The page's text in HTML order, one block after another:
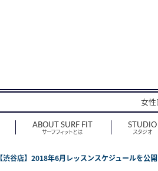
女
ABOUT SURF FIT
サーフフィットとは
STUDIO
スタジオ
【渋谷店】2018年6月レッスンスケジュールを公